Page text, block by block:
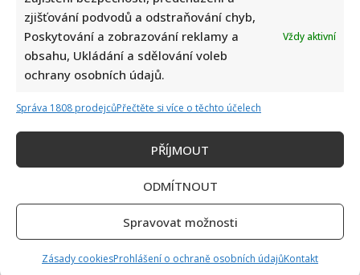
zjišťování podvodů a odstraňování chyb,
Poskytování a zobrazování reklamy a
obsahu, Ukládání a sdělování voleb
ochrany osobních údajů.
Vždy aktivní
Správa 1808 prodejcůPřečtěte si více o těchto účelech
PŘÍJMOUT
ODMÍTNOUT
Spravovat možnosti
Zásady cookiesProhlášení o ochraně osobních údajůKontakt